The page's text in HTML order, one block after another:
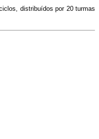
distribuídos por 20 turmas